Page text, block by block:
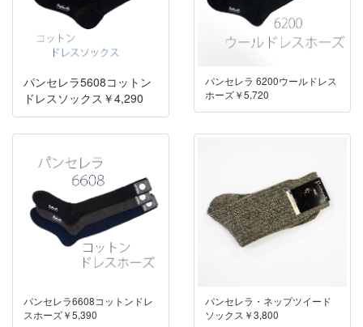
パンセレラ5608コットン
ドレスソックス￥4,290
パンセレラ 6200ウールドレス
ホーズ￥5,720
パンセレラ6608コットンドレ
スホーズ￥5,390
パンセレラ・ネップツイード
ソックス￥3,800